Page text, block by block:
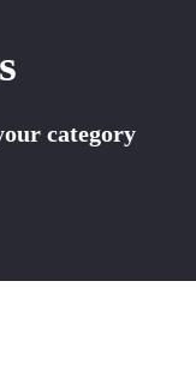
category